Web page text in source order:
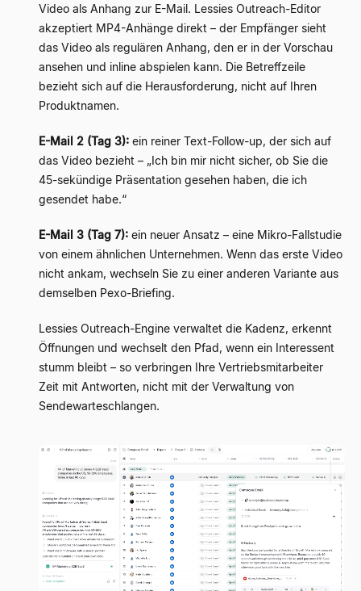
Video als Anhang zur E-Mail. Lessies Outreach-Editor
akzeptiert MP4-Anhänge direkt – der Empfänger sieht
das Video als regulären Anhang, den er in der Vorschau
ansehen und inline abspielen kann. Die Betreffzeile
bezieht sich auf die Herausforderung, nicht auf Ihren
Produktnamen.
E-Mail 2 (Tag 3): ein reiner Text-Follow-up, der sich auf
das Video bezieht – „Ich bin mir nicht sicher, ob Sie die
45-sekündige Präsentation gesehen haben, die ich
gesendet habe.“
E-Mail 3 (Tag 7): ein neuer Ansatz – eine Mikro-Fallstudie
von einem ähnlichen Unternehmen. Wenn das erste Video
nicht ankam, wechseln Sie zu einer anderen Variante aus
demselben Pexo-Briefing.
Lessies Outreach-Engine verwaltet die Kadenz, erkennt
Öffnungen und wechselt den Pfad, wenn ein Interessent
stumm bleibt – so verbringen Ihre Vertriebsmitarbeiter
Zeit mit Antworten, nicht mit der Verwaltung von
Sendewarteschlangen.